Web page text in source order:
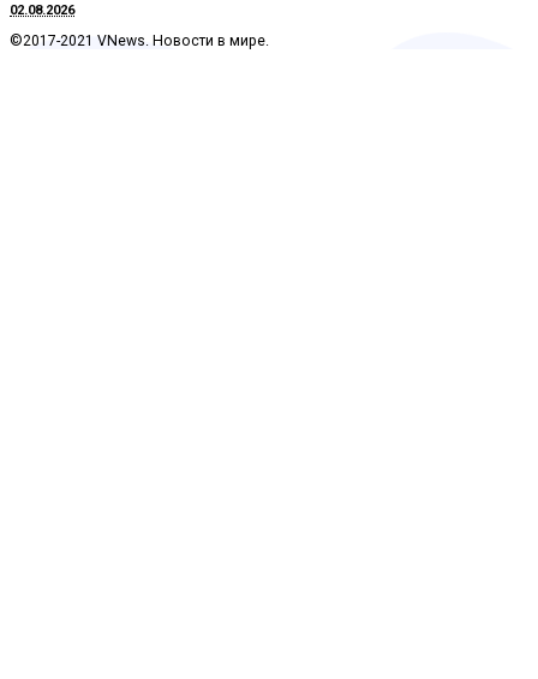
02.08.2026
©2017-2021 VNews. Новости в мире.